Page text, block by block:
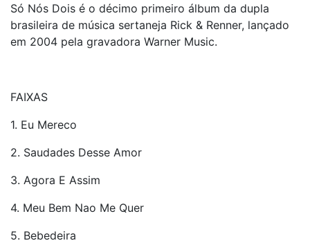
Só Nós Dois é o décimo primeiro álbum da dupla
brasileira de música sertaneja Rick & Renner, lançado
em 2004 pela gravadora Warner Music.
FAIXAS
1. Eu Mereco
2. Saudades Desse Amor
3. Agora E Assim
4. Meu Bem Nao Me Quer
5. Bebedeira